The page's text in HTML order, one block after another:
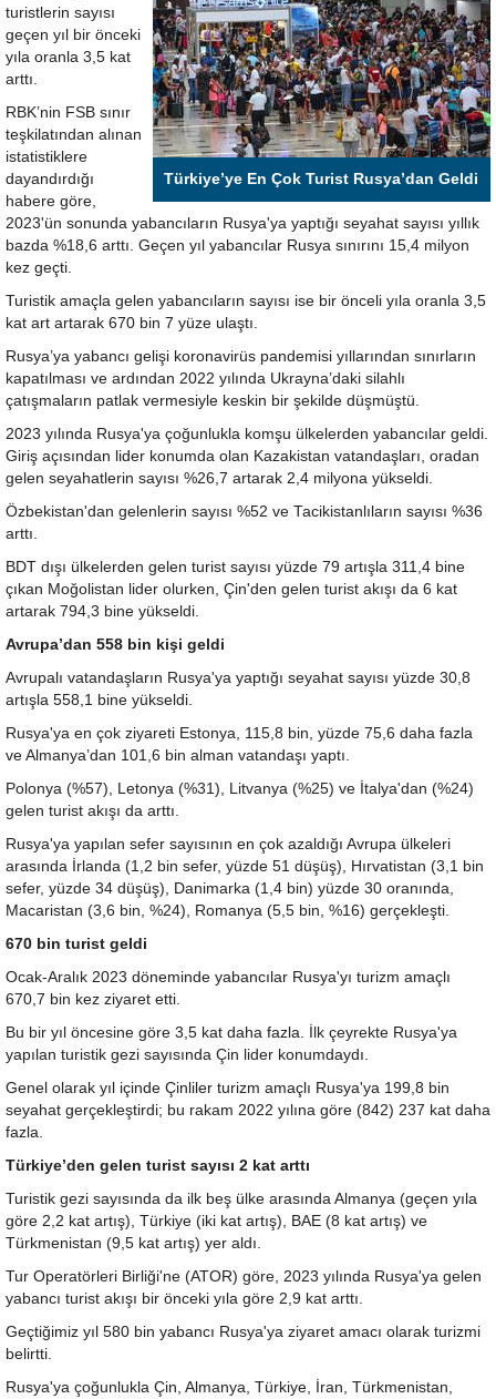
Türkiye’ye En Çok Turist Rusya’dan Geldi
turistlerin sayısı
geçen yıl bir önceki
yıla oranla 3,5 kat
arttı.
RBK’nin FSB sınır
teşkilatından alınan
istatistiklere
dayandırdığı
habere göre,
2023'ün sonunda yabancıların Rusya'ya yaptığı seyahat sayısı yıllık
bazda %18,6 arttı. Geçen yıl yabancılar Rusya sınırını 15,4 milyon
kez geçti.
Turistik amaçla gelen yabancıların sayısı ise bir önceli yıla oranla 3,5
kat art artarak 670 bin 7 yüze ulaştı.
Rusya’ya yabancı gelişi koronavirüs pandemisi yıllarından sınırların
kapatılması ve ardından 2022 yılında Ukrayna’daki silahlı
çatışmaların patlak vermesiyle keskin bir şekilde düşmüştü.
2023 yılında Rusya'ya çoğunlukla komşu ülkelerden yabancılar geldi.
Giriş açısından lider konumda olan Kazakistan vatandaşları, oradan
gelen seyahatlerin sayısı %26,7 artarak 2,4 milyona yükseldi.
Özbekistan'dan gelenlerin sayısı %52 ve Tacikistanlıların sayısı %36
arttı.
BDT dışı ülkelerden gelen turist sayısı yüzde 79 artışla 311,4 bine
çıkan Moğolistan lider olurken, Çin'den gelen turist akışı da 6 kat
artarak 794,3 bine yükseldi.
Avrupa’dan 558 bin kişi geldi
Avrupalı ​​vatandaşların Rusya'ya yaptığı seyahat sayısı yüzde 30,8
artışla 558,1 bine yükseldi.
Rusya'ya en çok ziyareti Estonya, 115,8 bin, yüzde 75,6 daha fazla
ve Almanya’dan 101,6 bin alman vatandaşı yaptı.
Polonya (%57), Letonya (%31), Litvanya (%25) ve İtalya'dan (%24)
gelen turist akışı da arttı.
Rusya'ya yapılan sefer sayısının en çok azaldığı Avrupa ülkeleri
arasında İrlanda (1,2 bin sefer, yüzde 51 düşüş), Hırvatistan (3,1 bin
sefer, yüzde 34 düşüş), Danimarka (1,4 bin) yüzde 30 oranında,
Macaristan (3,6 bin, %24), Romanya (5,5 bin, %16) gerçekleşti.
670 bin turist geldi
Ocak-Aralık 2023 döneminde yabancılar Rusya'yı turizm amaçlı
670,7 bin kez ziyaret etti.
Bu bir yıl öncesine göre 3,5 kat daha fazla. İlk çeyrekte Rusya'ya
yapılan turistik gezi sayısında Çin lider konumdaydı.
Genel olarak yıl içinde Çinliler turizm amaçlı Rusya'ya 199,8 bin
seyahat gerçekleştirdi; bu rakam 2022 yılına göre (842) 237 kat daha
fazla.
Türkiye’den gelen turist sayısı 2 kat arttı
Turistik gezi sayısında da ilk beş ülke arasında Almanya (geçen yıla
göre 2,2 kat artış), Türkiye (iki kat artış), BAE (8 kat artış) ve
Türkmenistan (9,5 kat artış) yer aldı.
Tur Operatörleri Birliği'ne (ATOR) göre, 2023 yılında Rusya'ya gelen
yabancı turist akışı bir önceki yıla göre 2,9 kat arttı.
Geçtiğimiz yıl 580 bin yabancı Rusya'ya ziyaret amacı olarak turizmi
belirtti.
Rusya'ya çoğunlukla Çin, Almanya, Türkiye, İran, Türkmenistan,